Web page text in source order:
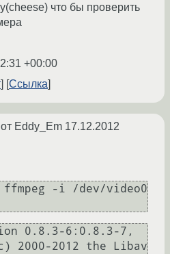
что бы проверить
+00:00
Ссылка
от Eddy_Em 17.12.2012
ffmpeg -i /dev/video0
0.8.3-6:0.8.3-7,
2000-2012 the Libav